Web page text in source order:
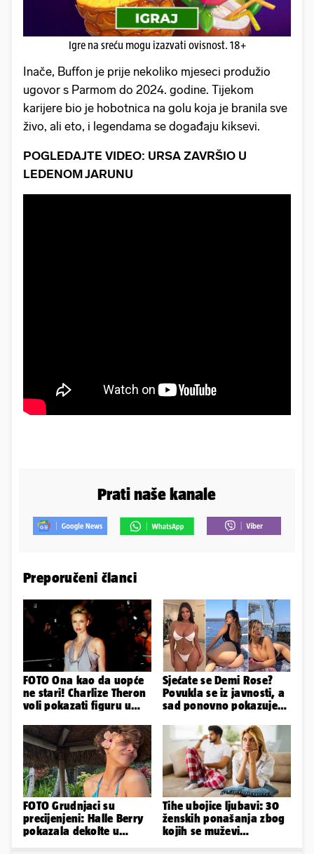
Igre na sreću mogu izazvati ovisnost. 18+
Inače, Buffon je prije nekoliko mjeseci produžio
ugovor s Parmom do 2024. godine. Tijekom
karijere bio je hobotnica na golu koja je branila sve
živo, ali eto, i legendama se događaju kiksevi.
POGLEDAJTE VIDEO: URSA ZAVRŠIO U
LEDENOM JARUNU
Prati naše kanale
Preporučeni članci
FOTO Ona kao da uopće
ne stari! Charlize Theron
voli pokazati figuru u
Sjećate se Demi Rose?
Povukla se iz javnosti, a
sad ponovno pokazuje
FOTO Grudnjaci su
precijenjeni: Halle Berry
pokazala dekolte u
Tihe ubojice ljubavi: 30
ženskih ponašanja zbog
kojih se muževi